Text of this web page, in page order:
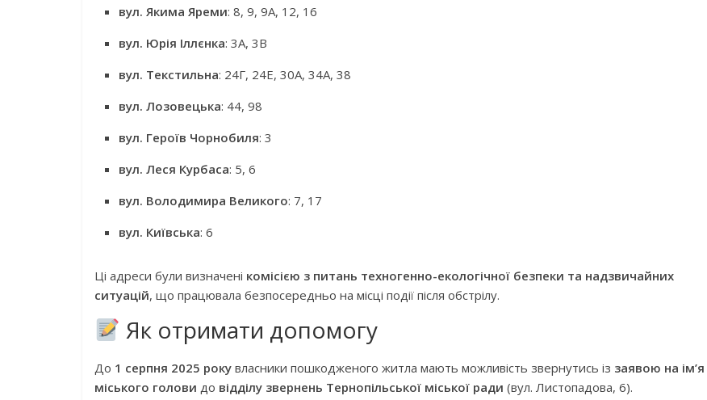
вул. Якима Яреми: 8, 9, 9А, 12, 16
вул. Юрія Іллєнка: 3А, 3В
вул. Текстильна: 24Г, 24Е, 30А, 34А, 38
вул. Лозовецька: 44, 98
вул. Героїв Чорнобиля: 3
вул. Леся Курбаса: 5, 6
вул. Володимира Великого: 7, 17
вул. Київська: 6
Ці адреси були визначені комісією з питань техногенно-екологічної безпеки та надзвичайних
ситуацій, що працювала безпосередньо на місці події після обстрілу.
Як отримати допомогу
До 1 серпня 2025 року власники пошкодженого житла мають можливість звернутись із заявою на ім’я
міського голови до відділу звернень Тернопільської міської ради (вул. Листопадова, 6).